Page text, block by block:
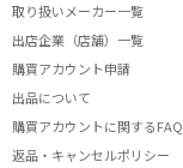
取り扱いメーカー一覧
出店企業（店舗）一覧
購買アカウント申請
出品について
購買アカウントに関するFAQ
返品・キャンセルポリシー